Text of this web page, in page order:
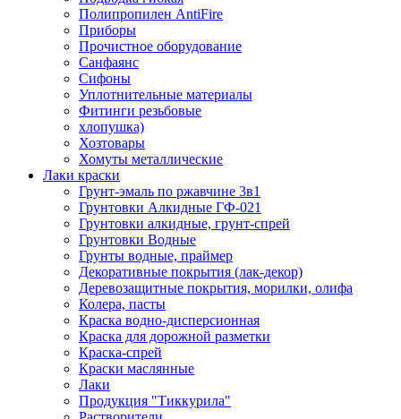
Полипропилен AntiFire
Приборы
Прочистное оборудование
Санфаянс
Сифоны
Уплотнительные материалы
Фитинги резьбовые
хлопушка)
Хозтовары
Хомуты металлические
Лаки краски
Грунт-эмаль по ржавчине 3в1
Грунтовки Алкидные ГФ-021
Грунтовки алкидные, грунт-спрей
Грунтовки Водные
Грунты водные, праймер
Декоративные покрытия (лак-декор)
Деревозащитные покрытия, морилки, олифа
Колера, пасты
Краска водно-дисперсионная
Краска для дорожной разметки
Краска-спрей
Краски маслянные
Лаки
Продукция "Тиккурила"